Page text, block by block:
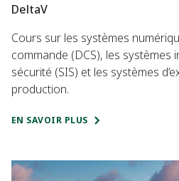
DeltaV
Cours sur les systèmes
commande (DCS), les systèmes
sécurité (SIS) et les systèmes
production.
EN SAVOIR PLUS